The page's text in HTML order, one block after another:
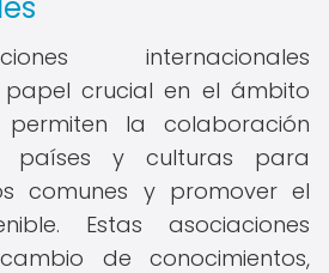
internacionales
crucial en el ámbito
la colaboración
países y culturas para
comunes y promover el
Estas asociaciones
de conocimientos,